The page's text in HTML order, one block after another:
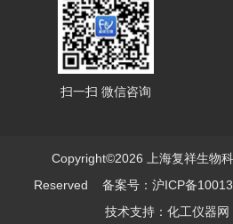
扫一扫 微信咨询
Copyright©2026 上海复祥生物
Reserved备案号：沪ICP备
技术支持： 化工仪器网